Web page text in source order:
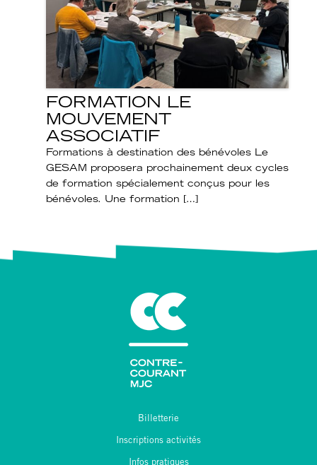
FORMATION LE
MOUVEMENT
ASSOCIATIF
Formations à destination des bénévoles Le
GESAM proposera prochainement deux cycles
de formation spécialement conçus pour les
bénévoles. Une formation […]
Billetterie
Inscriptions activités